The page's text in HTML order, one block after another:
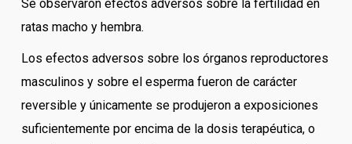
Se observaron efectos adversos sobre la fertilidad en
ratas macho y hembra.
Los efectos adversos sobre los órganos reproductores
masculinos y sobre el esperma fueron de carácter
reversible y únicamente se produjeron a exposiciones
suficientemente por encima de la dosis terapéutica, o